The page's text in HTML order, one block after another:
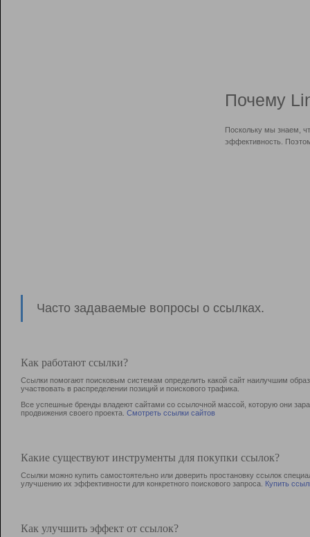
Почему
Поскольку мы знаем,
эффективность.
Часто задаваемые вопросы о ссылках.
Как работают ссылки?
Ссылки помогают поисковым системам определить какой сайт наилучшим
участвовать в раcпределении позиций и поискового трафика.
Все успешные бренды владеют сайтами со ссылочной массой, которую они
продвижения своего проекта. Смотреть ссылки сайтов
Какие существуют инструменты для покупки ссылок?
Ссылки можно купить самостоятельно или доверить простановку ссылок
улучшению их эффективности для конкретного поискового запроса. Купить
Как улучшить эффект от ссылок?